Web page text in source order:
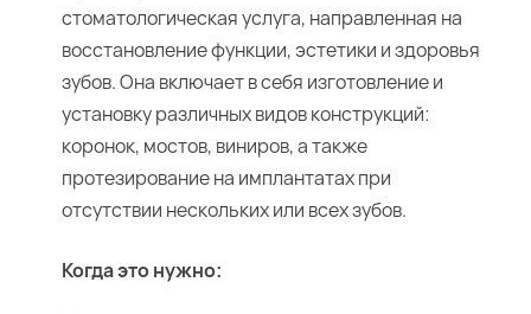
стоматологическая услуга, направленная на
восстановление функции, эстетики и здоровья
зубов. Она включает в себя изготовление и
установку различных видов конструкций:
коронок, мостов, виниров, а также
протезирование на имплантатах при
отсутствии нескольких или всех зубов.
Когда это нужно: